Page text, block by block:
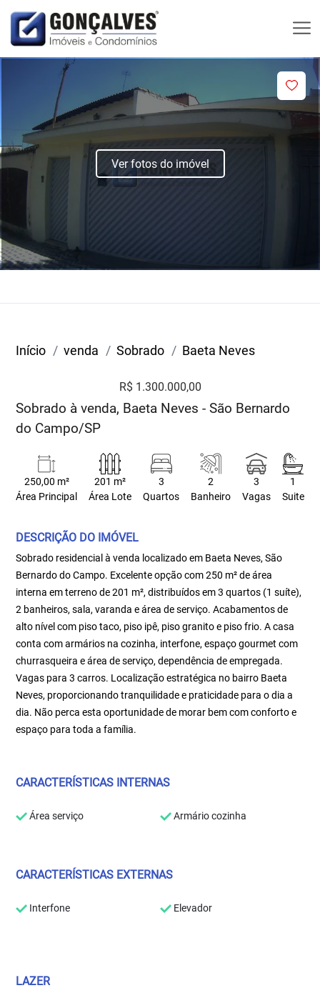
Ver fotos do imóvel
Início venda Sobrado Baeta Neves
R$ 1.300.000,00
Sobrado à venda, Baeta Neves - São Bernardo
do Campo/SP
250,00 m²
Área Principal
201 m²
Área Lote
3
Quartos
2
Banheiro
3
Vagas
1
Suite
DESCRIÇÃO DO IMÓVEL
Sobrado residencial à venda localizado em Baeta Neves, São
Bernardo do Campo. Excelente opção com 250 m² de área
interna em terreno de 201 m², distribuídos em 3 quartos (1 suíte),
2 banheiros, sala, varanda e área de serviço. Acabamentos de
alto nível com piso taco, piso ipê, piso granito e piso frio. A casa
conta com armários na cozinha, interfone, espaço gourmet com
churrasqueira e área de serviço, dependência de empregada.
Vagas para 3 carros. Localização estratégica no bairro Baeta
Neves, proporcionando tranquilidade e praticidade para o dia a
dia. Não perca esta oportunidade de morar bem com conforto e
espaço para toda a família.
CARACTERÍSTICAS INTERNAS
Área serviço Armário cozinha
CARACTERÍSTICAS EXTERNAS
Interfone Elevador
LAZER